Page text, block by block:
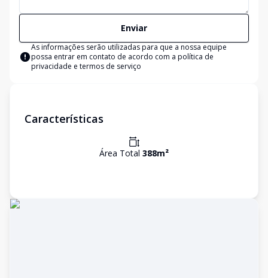
Enviar
As informações serão utilizadas para que a nossa equipe
possa entrar em contato de acordo com a política de
privacidade e termos de serviço
Características
Área Total 388m²